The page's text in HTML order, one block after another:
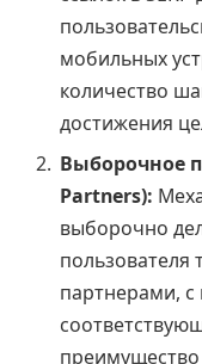
мобильных
количество
достижения
Выборочное
Partners):
выборочно
пользователя
партнерами,
преимущество